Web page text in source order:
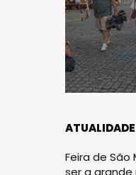
ATUALIDADE
Feira de
ser a